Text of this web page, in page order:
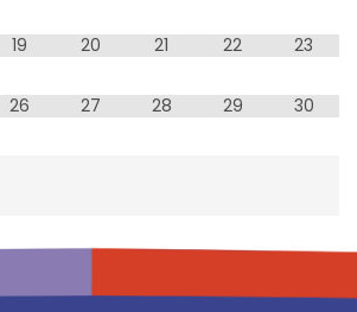
19 20 21 22 23
26 27 28 29 30